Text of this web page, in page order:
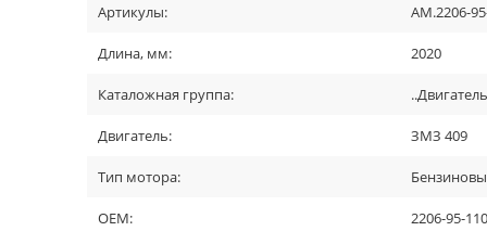
Артикулы: AM.2206-
Длина, мм: 2020
Каталожная группа: ..Двигатель
Двигатель: ЗМЗ 409
Тип мотора:
OEM: 2206-95-